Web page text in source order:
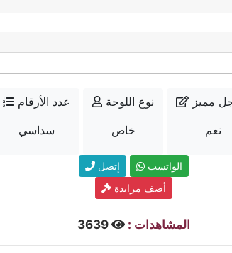
عدد الأرقام
سداسي
نوع اللوحة
خاص
مميز
نعم
إتصل
الواتسب
أضف مزايدة
المشاهدات : 3639